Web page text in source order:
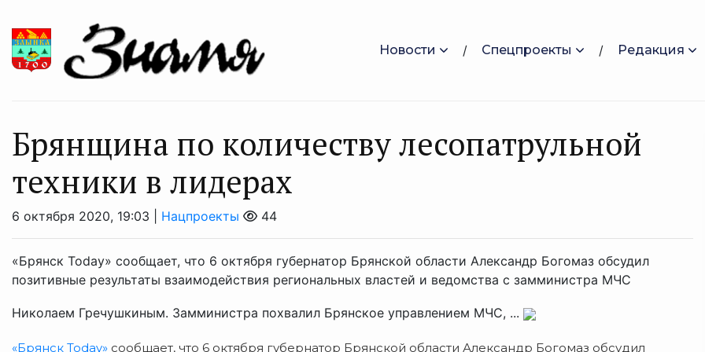
Новости Спецпроекты Редакция
Брянщина по количеству лесопатрульной
техники в лидерах
6 октября 2020, 19:03 | Нацпроекты 44
«Брянск Today» сообщает, что 6 октября губернатор Брянской области Александр Богомаз обсудил
позитивные результаты взаимодействия региональных властей и ведомства с замминистра МЧС
Николаем Гречушкиным. Замминистра похвалил Брянское управлением МЧС, ...
«Брянск Today» сообщает, что 6 октября губернатор Брянской области Александр Богомаз обсудил